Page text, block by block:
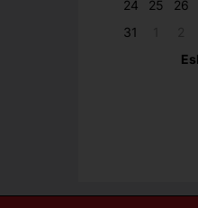
24
25 26
31